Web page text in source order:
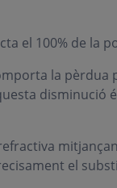
el 100% de la
la
disminució
el